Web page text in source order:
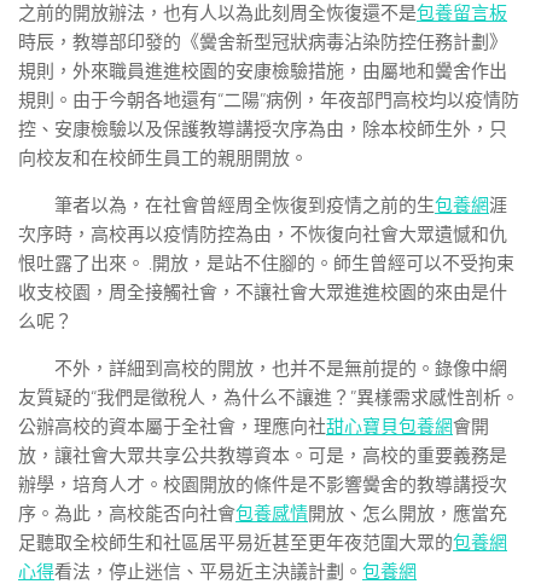
之前的開放辦法，也有人以為此刻周全恢復還不是包養留言板
時辰，教導部印發的《黌舍新型冠狀病毒沾染防控任務計劃》
規則，外來職員進進校園的安康檢驗措施，由屬地和黌舍作出
規則。由于今朝各地還有“二陽”病例，年夜部門高校均以疫情防
控、安康檢驗以及保護教導講授次序為由，除本校師生外，只
向校友和在校師生員工的親朋開放。
筆者以為，在社會曾經周全恢復到疫情之前的生包養網涯
次序時，高校再以疫情防控為由，不恢復向社會大眾遺憾和仇
恨吐露了出來。 .開放，是站不住腳的。師生曾經可以不受拘束
收支校園，周全接觸社會，不讓社會大眾進進校園的來由是什
么呢？
不外，詳細到高校的開放，也并不是無前提的。錄像中網
友質疑的“我們是徵稅人，為什么不讓進？”異樣需求感性剖析。
公辦高校的資本屬于全社會，理應向社甜心寶貝包養網會開
放，讓社會大眾共享公共教導資本。可是，高校的重要義務是
辦學，培育人才。校園開放的條件是不影響黌舍的教導講授次
序。為此，高校能否向社會包養感情開放、怎么開放，應當充
足聽取全校師生和社區居平易近甚至更年夜范圍大眾的包養網
心得看法，停止迷信、平易近主決議計劃。 包養網